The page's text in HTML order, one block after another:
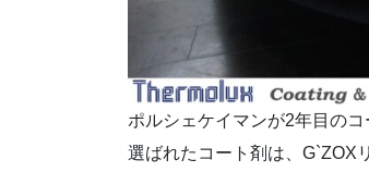
ポルシェケイマンが2年目の
選ばれたコート剤は、G`ZOX